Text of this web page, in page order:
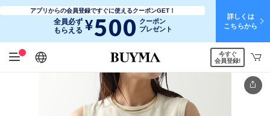
アプリからの会員登録ですぐに使えるクーポンGET！
全員必ず
もらえる ¥500 クーポン
プレゼント
詳しくは
こちらから
日本語
English
简体中文
繁體中文
今すぐ
会員登録!